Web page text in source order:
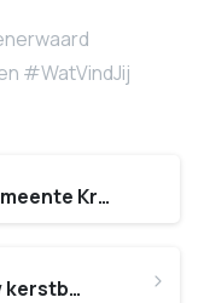
#WatVindJij
Nieuwjaarsreceptie gemeente Krimpenerwaard op 9 januari
Hier kunt u op 8 januari uw kerstboom inleveren